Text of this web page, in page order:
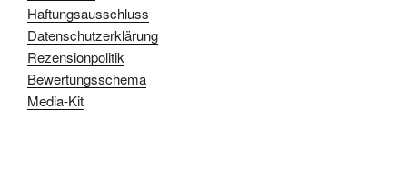
Haftungsausschluss
Datenschutzerklärung
Rezensionpolitik
Bewertungsschema
Media-Kit